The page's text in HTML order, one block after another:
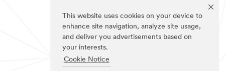
This website uses cookies on your device to
enhance site navigation, analyze site usage,
and deliver you advertisements based on
your interests.
Cookie Notice